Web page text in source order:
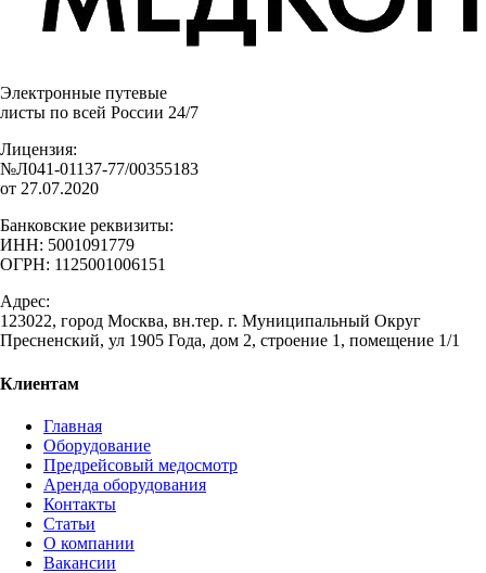
Электронные путевые
листы по всей России 24/7
Лицензия:
№Л041-01137-77/00355183
от 27.07.2020
Банковские реквизиты:
ИНН: 5001091779
ОГРН: 1125001006151
Адрес:
123022, город Москва, вн.тер. г. Муниципальный Округ
Пресненский, ул 1905 Года, дом 2, строение 1, помещение 1/1
Клиентам
Главная
Оборудование
Предрейсовый медосмотр
Аренда оборудования
Контакты
Статьи
О компании
Вакансии